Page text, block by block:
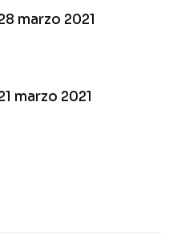
marzo 2021
marzo 2021